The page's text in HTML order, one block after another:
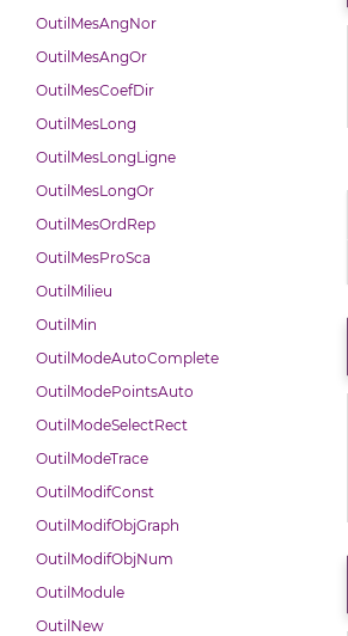
OutilMesAngNor
OutilMesAngOr
OutilMesCoefDir
OutilMesLong
OutilMesLongLigne
OutilMesLongOr
OutilMesOrdRep
OutilMesProSca
OutilMilieu
OutilMin
OutilModeAutoComplete
OutilModePointsAuto
OutilModeSelectRect
OutilModeTrace
OutilModifConst
OutilModifObjGraph
OutilModifObjNum
OutilModule
OutilNew